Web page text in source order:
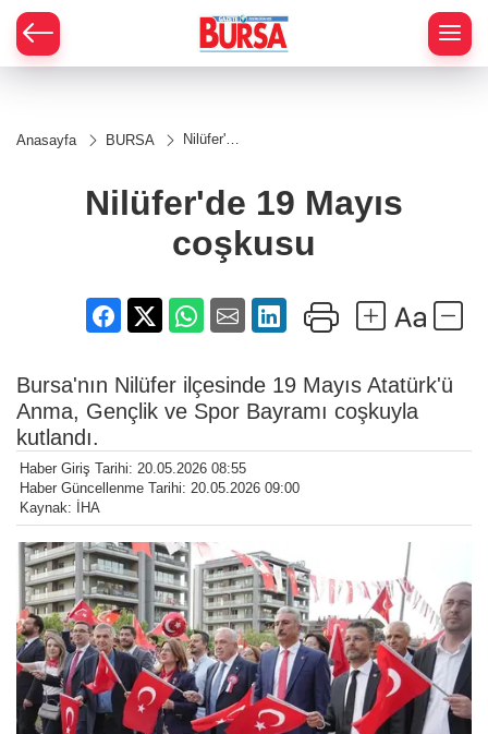
Anasayfa BURSA
Nilüfer'de
coşkusu
Nilüfer'de 19 Mayıs
coşkusu
Bursa'nın Nilüfer ilçesinde 19 Mayıs Atatürk'ü
Anma, Gençlik ve Spor Bayramı coşkuyla
kutlandı.
Haber Giriş Tarihi: 20.05.2026 08:55
Haber Güncellenme Tarihi: 20.05.2026 09:00
Kaynak: İHA